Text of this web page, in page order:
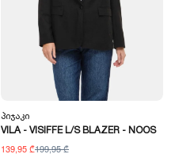
Პიჯაკი
VILA - VISIFFE L/S BLAZER - NOOS
139,95 ₾199,95 ₾